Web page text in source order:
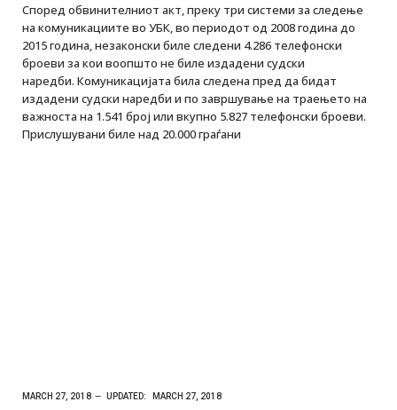
Според обвинителниот акт, преку три системи за следење
на комуникациите во УБК, во периодот од 2008 година до
2015 година, незаконски биле следени 4.286 телефонски
броеви за кои воопшто не биле издадени судски
наредби. Комуникацијата била следена пред да бидат
издадени судски наредби и по завршување на траењето на
важноста на 1.541 број или вкупно 5.827 телефонски броеви.
Прислушувани биле над 20.000 граѓани
MARCH 27, 2018 UPDATED: MARCH 27, 2018